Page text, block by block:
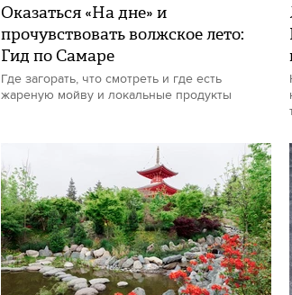
Оказаться «На дне» и
прочувствовать волжское лето:
Гид по Самаре
Где загорать, что смотреть и где есть
жареную мойву и локальные продукты